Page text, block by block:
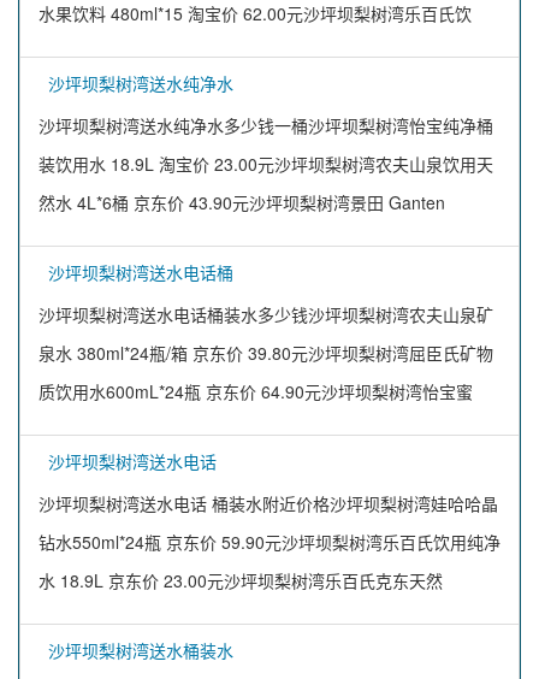
水果饮料 480ml*15 淘宝价 62.00元沙坪坝梨树湾乐百氏饮
沙坪坝梨树湾送水纯净水
沙坪坝梨树湾送水纯净水多少钱一桶沙坪坝梨树湾怡宝纯净桶
装饮用水 18.9L 淘宝价 23.00元沙坪坝梨树湾农夫山泉饮用天
然水 4L*6桶 京东价 43.90元沙坪坝梨树湾景田 Ganten
沙坪坝梨树湾送水电话桶
沙坪坝梨树湾送水电话桶装水多少钱沙坪坝梨树湾农夫山泉矿
泉水 380ml*24瓶/箱 京东价 39.80元沙坪坝梨树湾屈臣氏矿物
质饮用水600mL*24瓶 京东价 64.90元沙坪坝梨树湾怡宝蜜
沙坪坝梨树湾送水电话
沙坪坝梨树湾送水电话 桶装水附近价格沙坪坝梨树湾娃哈哈晶
钻水550ml*24瓶 京东价 59.90元沙坪坝梨树湾乐百氏饮用纯净
水 18.9L 京东价 23.00元沙坪坝梨树湾乐百氏克东天然
沙坪坝梨树湾送水桶装水